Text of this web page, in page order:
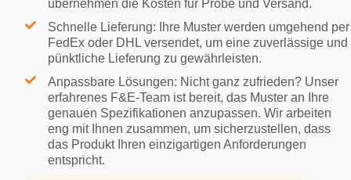
übernehmen die Kosten für Probe und Versand.
Schnelle Lieferung: Ihre Muster werden umgehend per
FedEx oder DHL versendet, um eine zuverlässige und
pünktliche Lieferung zu gewährleisten.
Anpassbare Lösungen: Nicht ganz zufrieden? Unser
erfahrenes F&E-Team ist bereit, das Muster an Ihre
genauen Spezifikationen anzupassen. Wir arbeiten
eng mit Ihnen zusammen, um sicherzustellen, dass
das Produkt Ihren einzigartigen Anforderungen
entspricht.